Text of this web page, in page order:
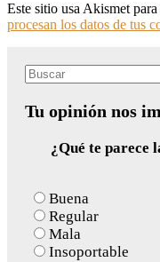
Este sitio usa Akismet
procesan los datos de tus
Search
Tu opinión nos
¿Qué te parece
Buena
Regular
Mala
Insoportable